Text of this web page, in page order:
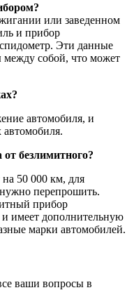
или заведенном
и прибор
Эти данные
между собой, что может
автомобиля, и
автомобиля.
безлимитного?
50 000 км, для
перепрошить.
прибор
имеет дополнительную
марки автомобилей.
ваши вопросы в